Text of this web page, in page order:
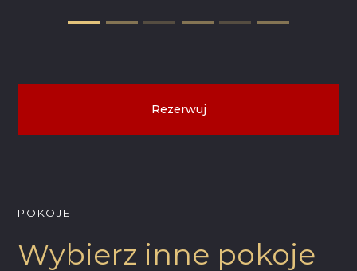
Rezerwuj
POKOJE
Wybierz inne pokoje